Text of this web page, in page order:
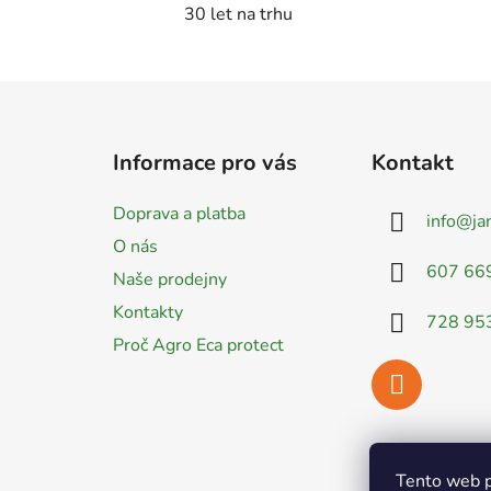
Tento web
30 let na trhu
Informace pro vás
Doprava a platba
O nás
Naše prodejny
Kontakty
Proč Agro Eca protect
Kontakt
info@
607
728